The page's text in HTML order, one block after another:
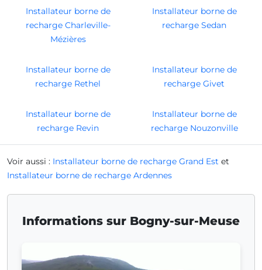
Installateur borne de
recharge Charleville-
Mézières
Installateur borne de
recharge Sedan
Installateur borne de
recharge Rethel
Installateur borne de
recharge Givet
Installateur borne de
recharge Revin
Installateur borne de
recharge Nouzonville
Voir aussi : Installateur borne de recharge Grand Est et
Installateur borne de recharge Ardennes
Informations sur Bogny-sur-Meuse